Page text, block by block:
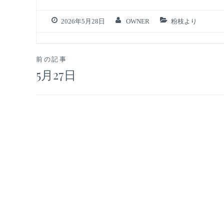
2026年5月28日 OWNER 粉枝より
投
稿
前の記事
5月27日